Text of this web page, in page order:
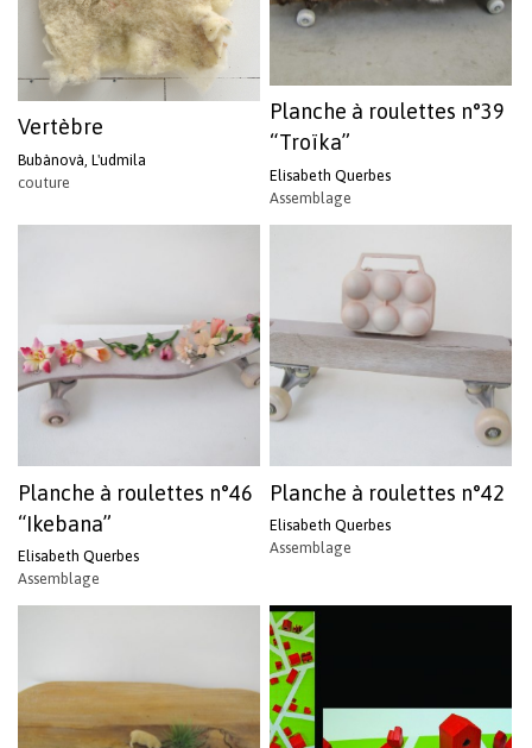
Vertèbre
Bubànovà, L'udmila
couture
Planche à roulettes n°39
“Troïka”
Elisabeth Querbes
Assemblage
Planche à roulettes n°46
“Ikebana”
Elisabeth Querbes
Assemblage
Planche à roulettes n°42
Elisabeth Querbes
Assemblage